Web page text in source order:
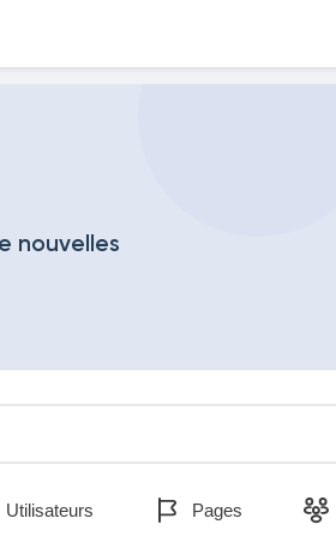
nouvelles
Utilisateurs Pages